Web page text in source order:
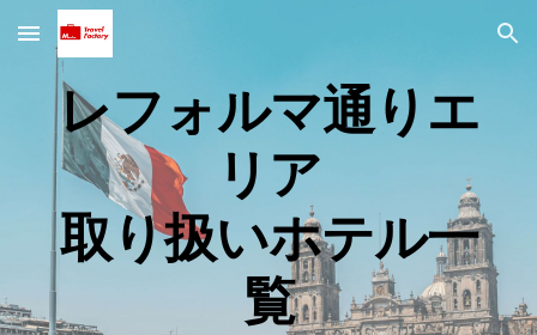
Skip to main content Skip to navigation
レフォルマ通りエ
リア
取り扱いホテル一
覧